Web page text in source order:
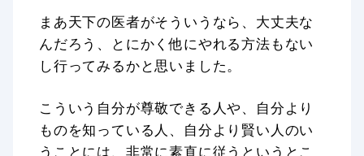
まあ天下の医者がそういうなら、大丈夫な
んだろう、とにかく他にやれる方法もない
し行ってみるかと思いました。
こういう自分が尊敬できる人や、自分より
ものを知っている人、自分より賢い人のい
うことには、非常に素直に従うというとこ